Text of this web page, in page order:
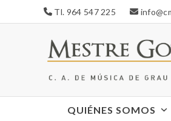
to
Tl. 964 547 225
QUIÉNES SOMOS